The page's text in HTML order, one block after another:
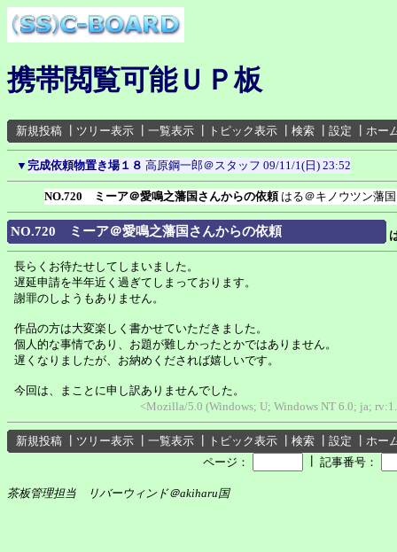
携帯閲覧可能ＵＰ板
新規投稿 ツリー表示 一覧表示 トピック表示 検索 設定 ホー
▼ 完成依頼物置き場１８ 高原鋼一郎＠スタッフ 09/11/1(日) 23:52
NO.720 ミーア＠愛鳴之藩国さんからの依頼 はる＠キノウツン藩国
NO.720 ミーア＠愛鳴之藩国さんからの依頼
長らくお待たせしてしまいました。
遅延申請を半年近く過ぎてしまっております。
謝罪のしようもありません。
作品の方は大変楽しく書かせていただきました。
個人的な事情であり、お題が難しかったとかではありません。
遅くなりましたが、お納めくだされば嬉しいです。
今回は、まことに申し訳ありませんでした。
<Mozilla/5.0 (Windows; U; Windows NT 6.0; ja;
新規投稿 ツリー表示 一覧表示 トピック表示 検索 設定
ホー
ページ：
記事番号：
茶板管理担当 リバーウィンド＠akiharu国